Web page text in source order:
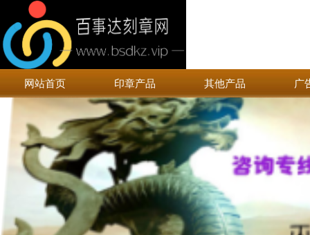
网站首页 印章产品 其他产品 广